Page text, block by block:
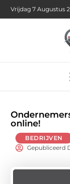
Vrijdag 7 Augustus
online!
BEDRIJVEN
Gepubliceerd